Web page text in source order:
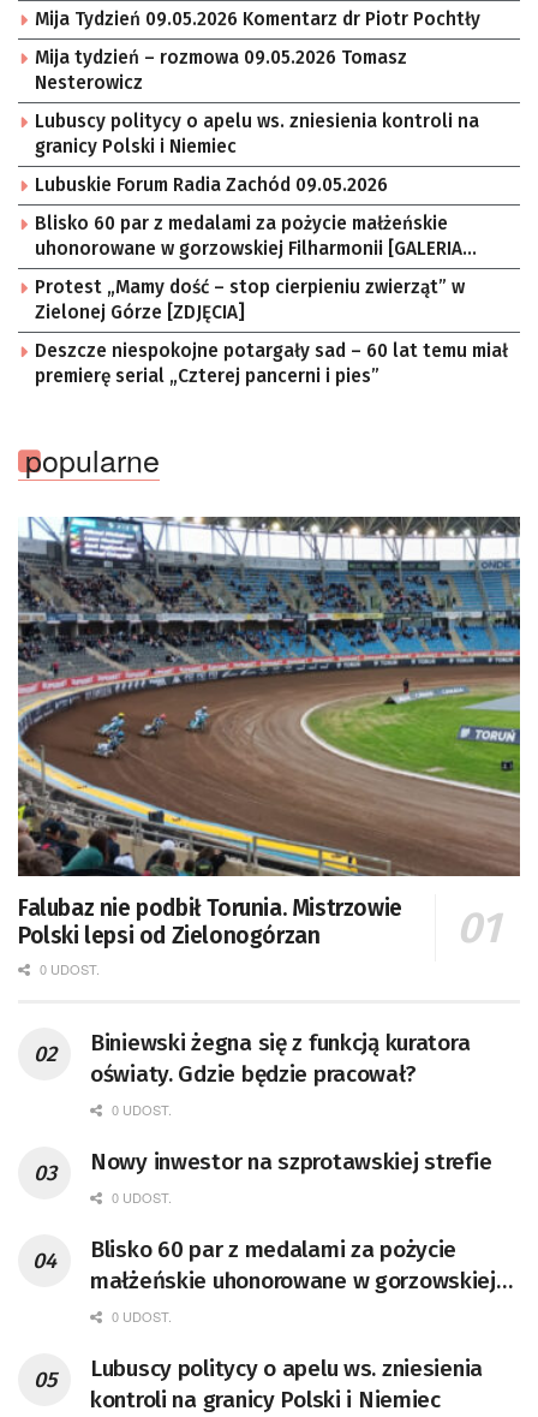
Mija Tydzień 09.05.2026 Komentarz dr Piotr Pochtły
Mija tydzień – rozmowa 09.05.2026 Tomasz
Nesterowicz
Lubuscy politycy o apelu ws. zniesienia kontroli na
granicy Polski i Niemiec
Lubuskie Forum Radia Zachód 09.05.2026
Blisko 60 par z medalami za pożycie małżeńskie
uhonorowane w gorzowskiej Filharmonii [GALERIA
ZDJĘĆ]
Protest „Mamy dość – stop cierpieniu zwierząt” w
Zielonej Górze [ZDJĘCIA]
Deszcze niespokojne potargały sad – 60 lat temu miał
premierę serial „Czterej pancerni i pies”
popularne
Falubaz nie podbił Torunia. Mistrzowie
Polski lepsi od Zielonogórzan
0 UDOST.
Biniewski żegna się z funkcją kuratora
oświaty. Gdzie będzie pracował?
0 UDOST.
Nowy inwestor na szprotawskiej strefie
0 UDOST.
Blisko 60 par z medalami za pożycie
małżeńskie uhonorowane w gorzowskiej
Filharmonii [GALERIA ZDJĘĆ]
0 UDOST.
Lubuscy politycy o apelu ws. zniesienia
kontroli na granicy Polski i Niemiec